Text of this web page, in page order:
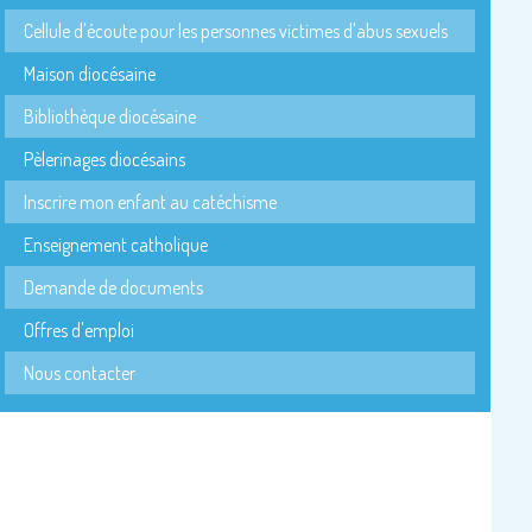
Cellule d'écoute pour les personnes victimes d'abus sexuels
Maison diocésaine
Bibliothèque diocésaine
Pèlerinages diocésains
Inscrire mon enfant au catéchisme
Enseignement catholique
Demande de documents
Offres d'emploi
Nous contacter